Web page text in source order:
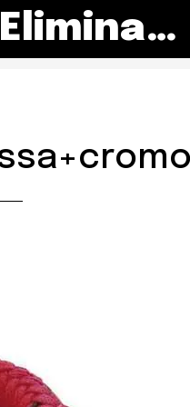
Colonnine Eliminacode